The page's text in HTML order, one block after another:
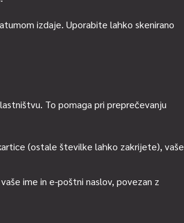
izdaje. Uporabite lahko skenirano
To pomaga pri preprečevanju
(ostale številke lahko zakrijete), vaše
ime in e-poštni naslov, povezan z